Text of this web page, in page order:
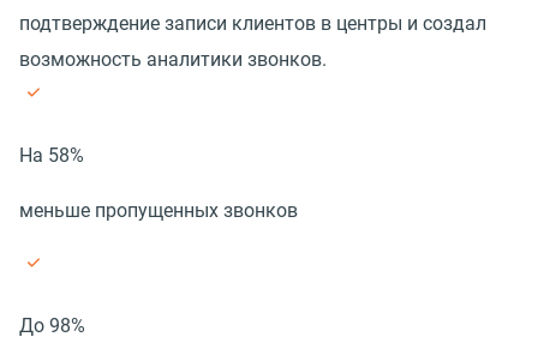
подтверждение записи клиентов в центры и создал
возможность аналитики звонков.
На 58%
меньше пропущенных звонков
До 98%